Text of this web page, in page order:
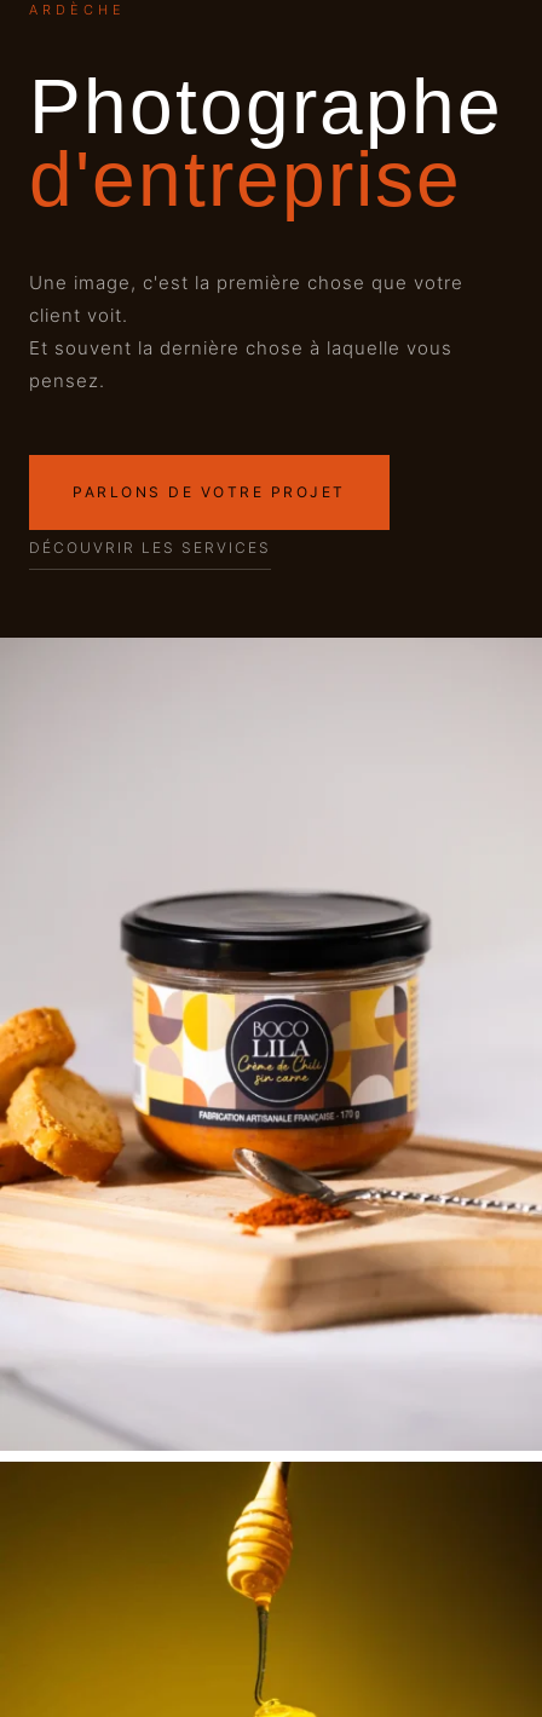
ARDÈCHE
Photographe
d'entreprise
Une image, c'est la première chose que votre
client voit.
Et souvent la dernière chose à laquelle vous
pensez.
PARLONS DE VOTRE PROJET
DÉCOUVRIR LES SERVICES